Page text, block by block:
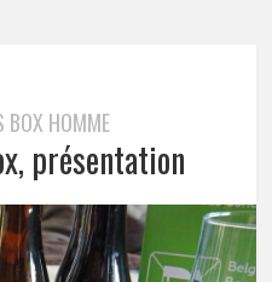
BOX HOMME
présentation